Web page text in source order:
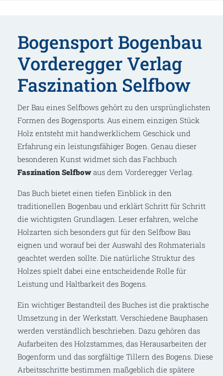
Bogensport Bogenbau
Vorderegger Verlag
Faszination Selfbow
Der Bau eines Selfbows gehört zu den ursprünglichsten
Formen des Bogensports. Aus einem einzigen Stück
Holz entsteht mit handwerklichem Geschick und
Erfahrung ein leistungsfähiger Bogen. Genau dieser
besonderen Kunst widmet sich das Fachbuch
Faszination Selfbowaus dem Vorderegger Verlag.
Das Buch bietet einen tiefen Einblick in den
traditionellen Bogenbau und erklärt Schritt für Schritt
die wichtigsten Grundlagen. Leser erfahren, welche
Holzarten sich besonders gut für den Selfbow Bau
eignen und worauf bei der Auswahl des Rohmaterials
geachtet werden sollte. Die natürliche Struktur des
Holzes spielt dabei eine entscheidende Rolle für
Leistung und Haltbarkeit des Bogens.
Ein wichtiger Bestandteil des Buches ist die praktische
Umsetzung in der Werkstatt. Verschiedene Bauphasen
werden verständlich beschrieben. Dazu gehören das
Aufarbeiten des Holzstammes, das Herausarbeiten der
Bogenform und das sorgfältige Tillern des Bogens. Diese
Arbeitsschritte bestimmen maßgeblich die spätere